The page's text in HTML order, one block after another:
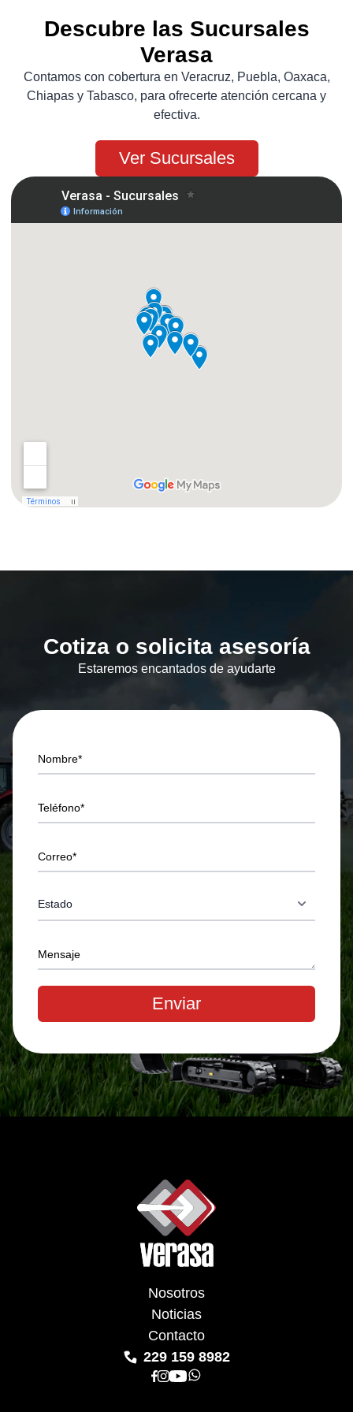
Descubre las Sucursales
Verasa
Contamos con cobertura en Veracruz, Puebla, Oaxaca,
Chiapas y Tabasco, para ofrecerte atención cercana y
efectiva.
Ver Sucursales
Cotiza o solicita asesoría
Estaremos encantados de ayudarte
Nombre*
Teléfono*
Correo*
Mensaje
Enviar
229 159 8982
Nosotros
Noticias
Contacto